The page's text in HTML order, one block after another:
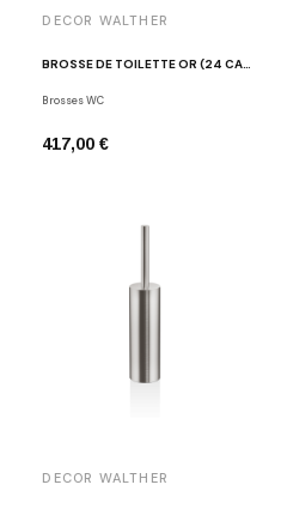
DECOR WALTHER
BROSSE DE TOILETTE OR (24 CARAT) CLUB SBG
Brosses WC
417,00 €
DECOR WALTHER